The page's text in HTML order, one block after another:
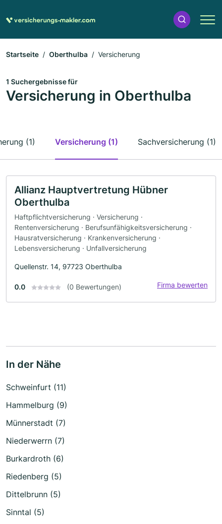
Startseite Oberthulba Versicherung
1 Suchergebnisse für
Versicherung in Oberthulba
(1) Versicherung (1) Sachversicherung (1)
Allianz Hauptvertretung Hübner
Oberthulba
Haftpflichtversicherung · Versicherung ·
Rentenversicherung · Berufsunfähigkeitsversicherung ·
Hausratversicherung · Krankenversicherung ·
Lebensversicherung · Unfallversicherung
Quellenstr. 14, 97723 Oberthulba
0.0 (0 Bewertungen) Firma bewerten
In der Nähe
Schweinfurt (11)
Hammelburg (9)
Münnerstadt (7)
Niederwerrn (7)
Burkardroth (6)
Riedenberg (5)
Dittelbrunn (5)
Sinntal (5)